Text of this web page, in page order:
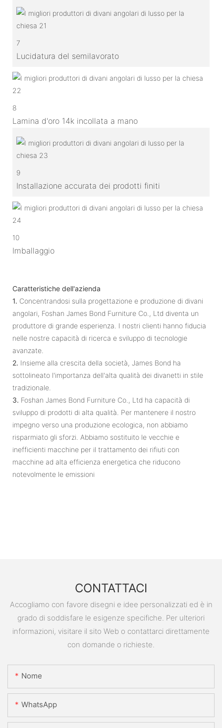
7
Lucidatura del semilavorato
8
Lamina d'oro 14k incollata a mano
9
Installazione accurata dei prodotti finiti
10
Imballaggio
Caratteristiche dell'azienda
1. Concentrandosi sulla progettazione e produzione di divani
angolari, Foshan James Bond Furniture Co., Ltd diventa un
produttore di grande esperienza. I nostri clienti hanno fiducia
nelle nostre capacità di ricerca e sviluppo di tecnologie
avanzate.
2. Insieme alla crescita della società, James Bond ha
sottolineato l'importanza dell'alta qualità dei divanetti in stile
tradizionale.
3. Foshan James Bond Furniture Co., Ltd ha capacità di
sviluppo di prodotti di alta qualità. Per mantenere il nostro
impegno verso una produzione ecologica, non abbiamo
risparmiato gli sforzi. Abbiamo sostituito le vecchie e
inefficienti macchine per il trattamento dei rifiuti con
macchine ad alta efficienza energetica che riducono
notevolmente le emissioni
CONTATTACI
Accogliamo con favore disegni e idee personalizzati ed è in
grado di soddisfare le esigenze specifiche. Per ulteriori
informazioni, visitare il sito Web o contattarci direttamente
con domande o richieste.
Nome
WhatsApp